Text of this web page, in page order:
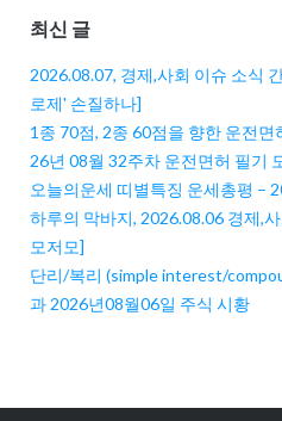
최신 글
2026.08.07, 경제,사회 이슈 소식
로제' 손질하나]
1종 70점, 2종 60점을 향한 운전
26년 08월 32주차 운전면허 필기
오늘의운세 띠별특징 운세총평 –
하루의 막바지, 2026.08.06 경제,
모저모]
단리/복리 (simple interest/
과 2026년08월06일 주식 시황